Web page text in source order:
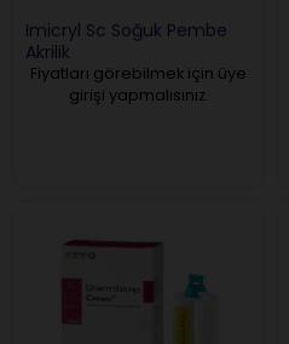
Imicryl Sc Soğuk Pembe
Akrilik
Fiyatları görebilmek için üye
girişi yapmalısınız.